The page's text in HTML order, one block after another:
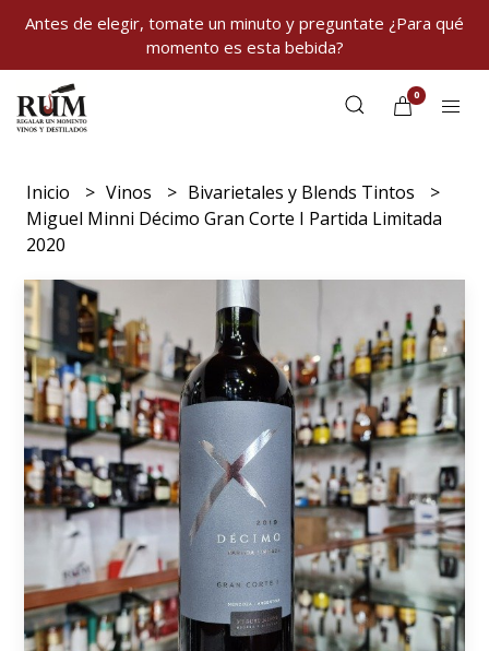
Antes de elegir, tomate un minuto y preguntate ¿Para qué
momento es esta bebida?
0
Inicio Vinos
Bivarietales y Blends Tintos
Miguel Minni Décimo Gran Corte I Partida Limitada
2020